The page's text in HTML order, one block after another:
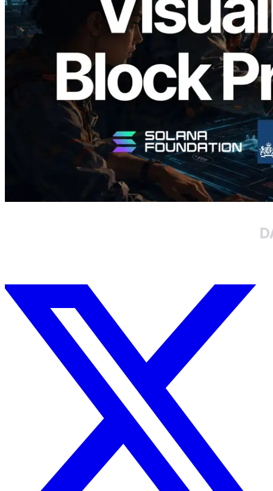
Analyzer — แสดงเวลาการผลิตบล็อก
ระดับ slot และบาลิเดเตอร์ที่รับผิดชอบ